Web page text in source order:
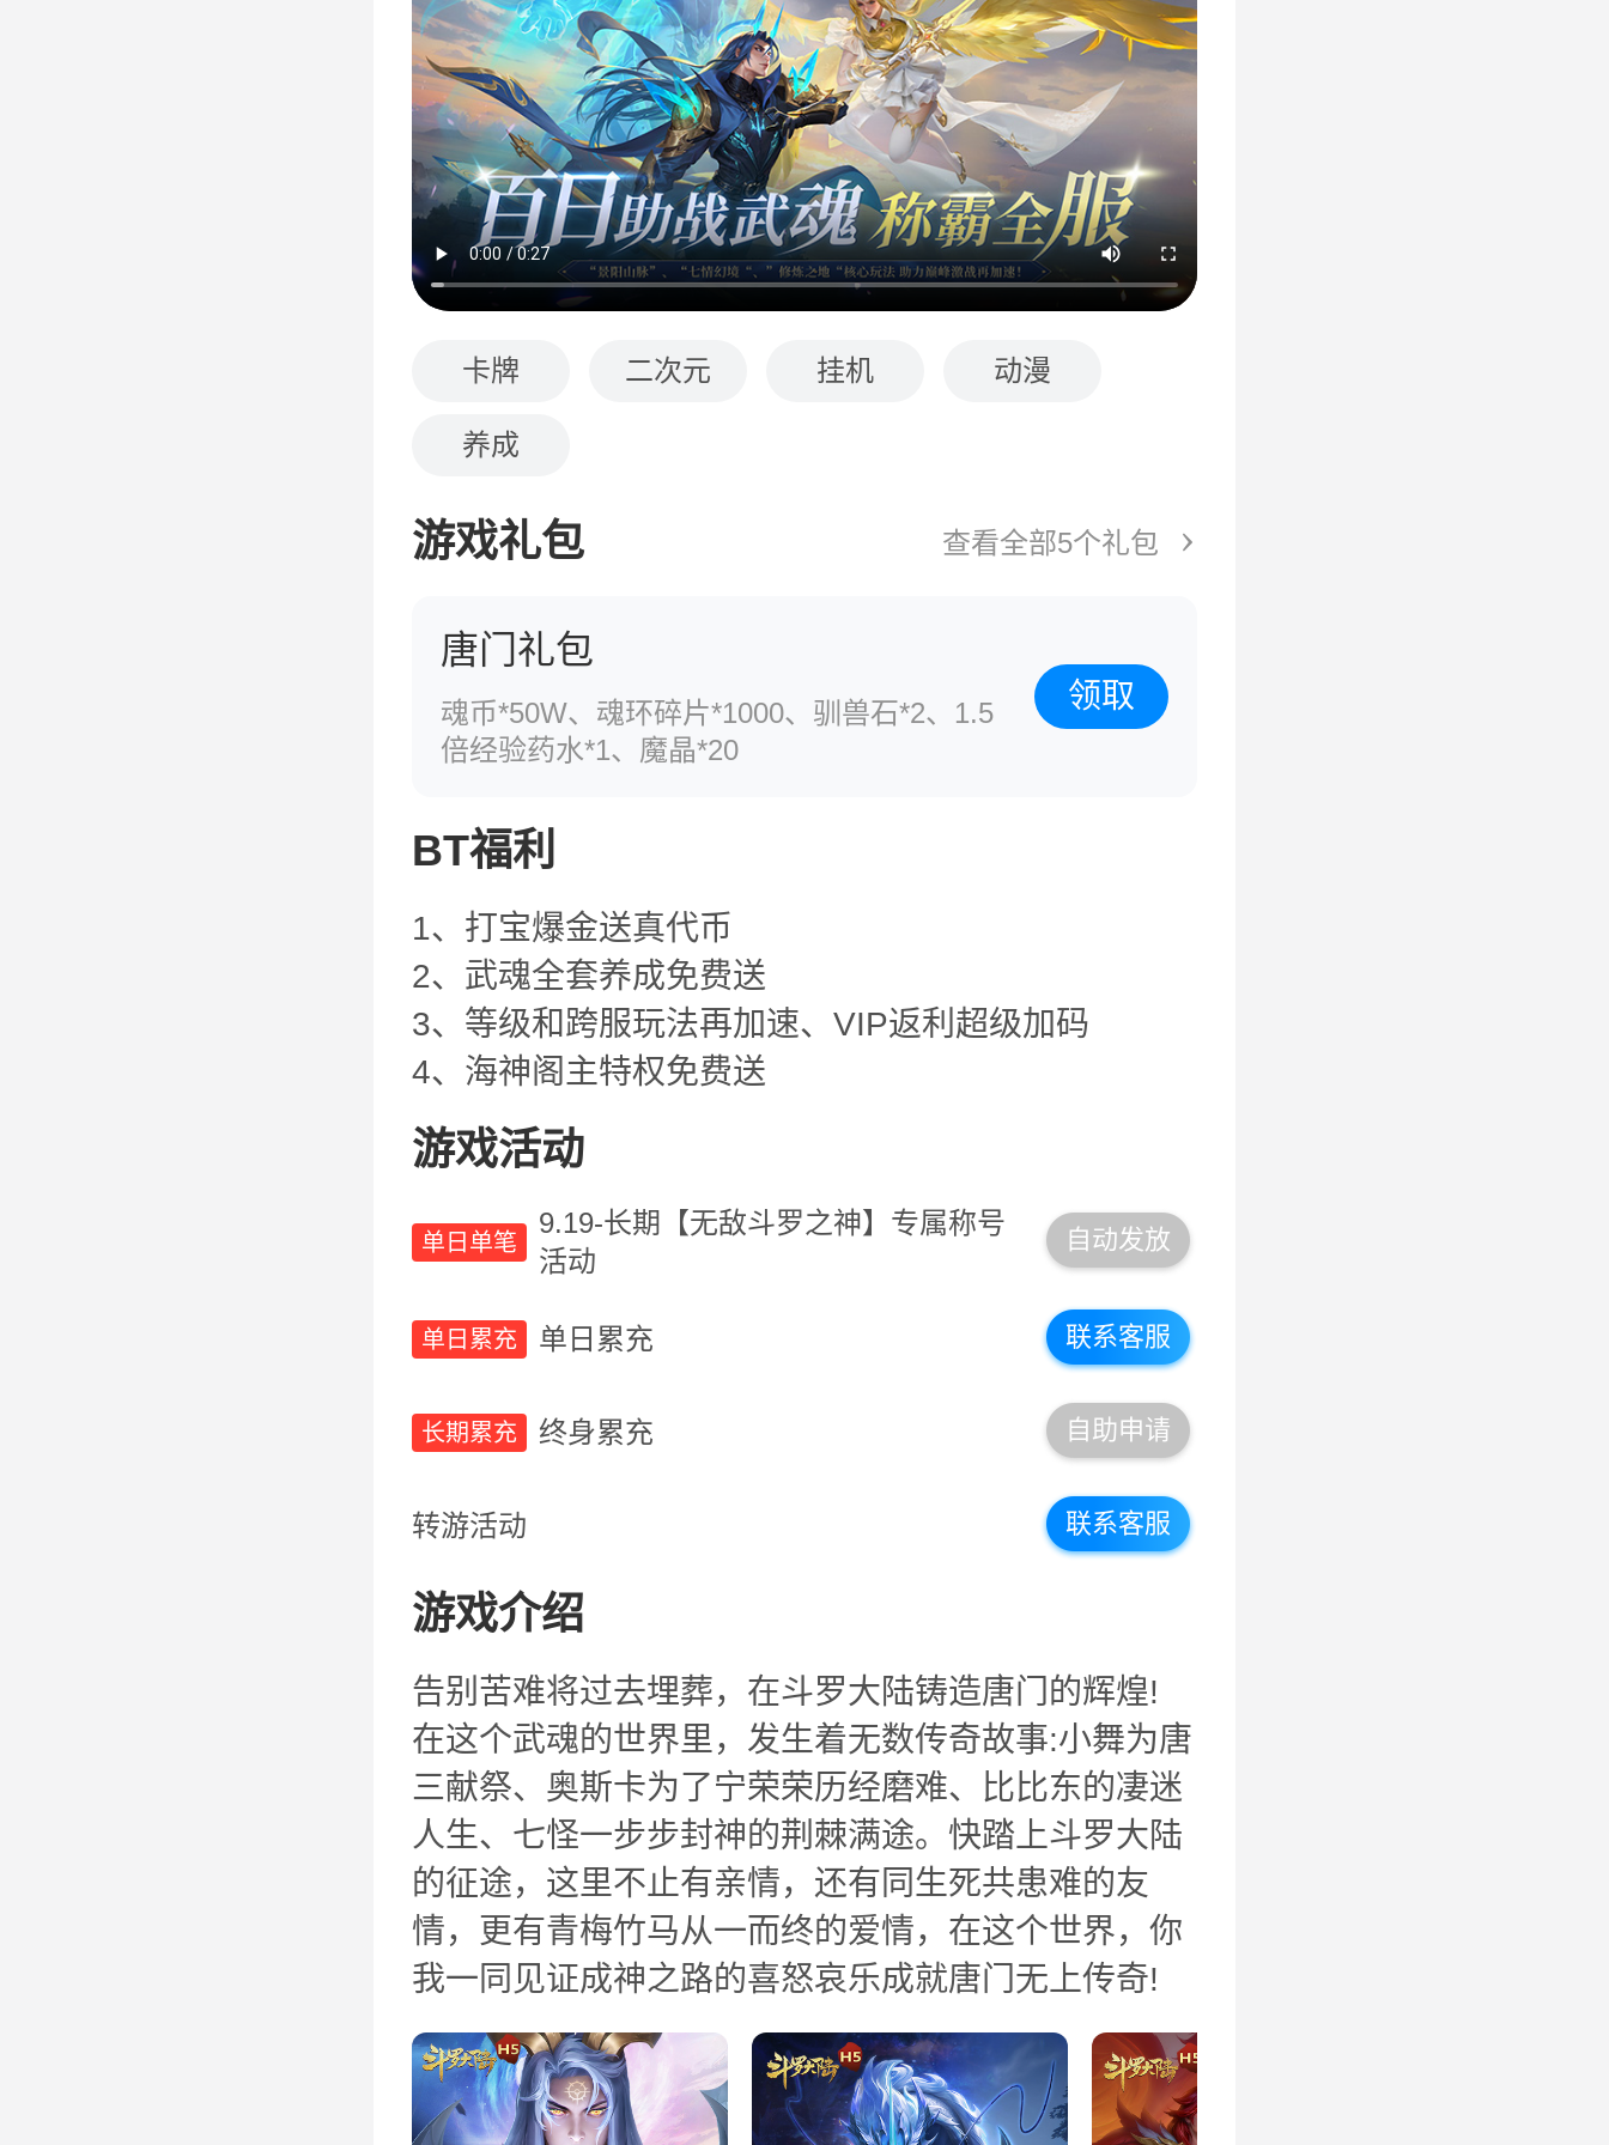
卡牌 二次元 挂机 动漫
养成
游戏礼包 查看全部5个礼包
唐门礼包
魂币*50W、魂环碎片*1000、驯兽石*2、1.5
倍经验药水*1、魔晶*20
领取
BT福利
1、打宝爆金送真代币
2、武魂全套养成免费送
3、等级和跨服玩法再加速、VIP返利超级加码
4、海神阁主特权免费送
游戏活动
单日单笔
9.19-长期【无敌斗罗之神】专属称号
活动
自动发放
单日累充 单日累充 联系客服
长期累充 终身累充 自助申请
转游活动 联系客服
游戏介绍
告别苦难将过去埋葬，在斗罗大陆铸造唐门的辉煌!
在这个武魂的世界里，发生着无数传奇故事:小舞为唐
三献祭、奥斯卡为了宁荣荣历经磨难、比比东的凄迷
人生、七怪一步步封神的荆棘满途。快踏上斗罗大陆
的征途，这里不止有亲情，还有同生死共患难的友
情，更有青梅竹马从一而终的爱情，在这个世界，你
我一同见证成神之路的喜怒哀乐成就唐门无上传奇!